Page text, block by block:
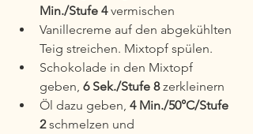
Min./Stufe 4 vermischen
Vanillecreme auf den abgekühlten
Teig streichen. Mixtopf spülen.
Schokolade in den Mixtopf
geben, 6 Sek./Stufe 8 zerkleinern
Öl dazu geben, 4 Min./50°C/Stufe
2 schmelzen und